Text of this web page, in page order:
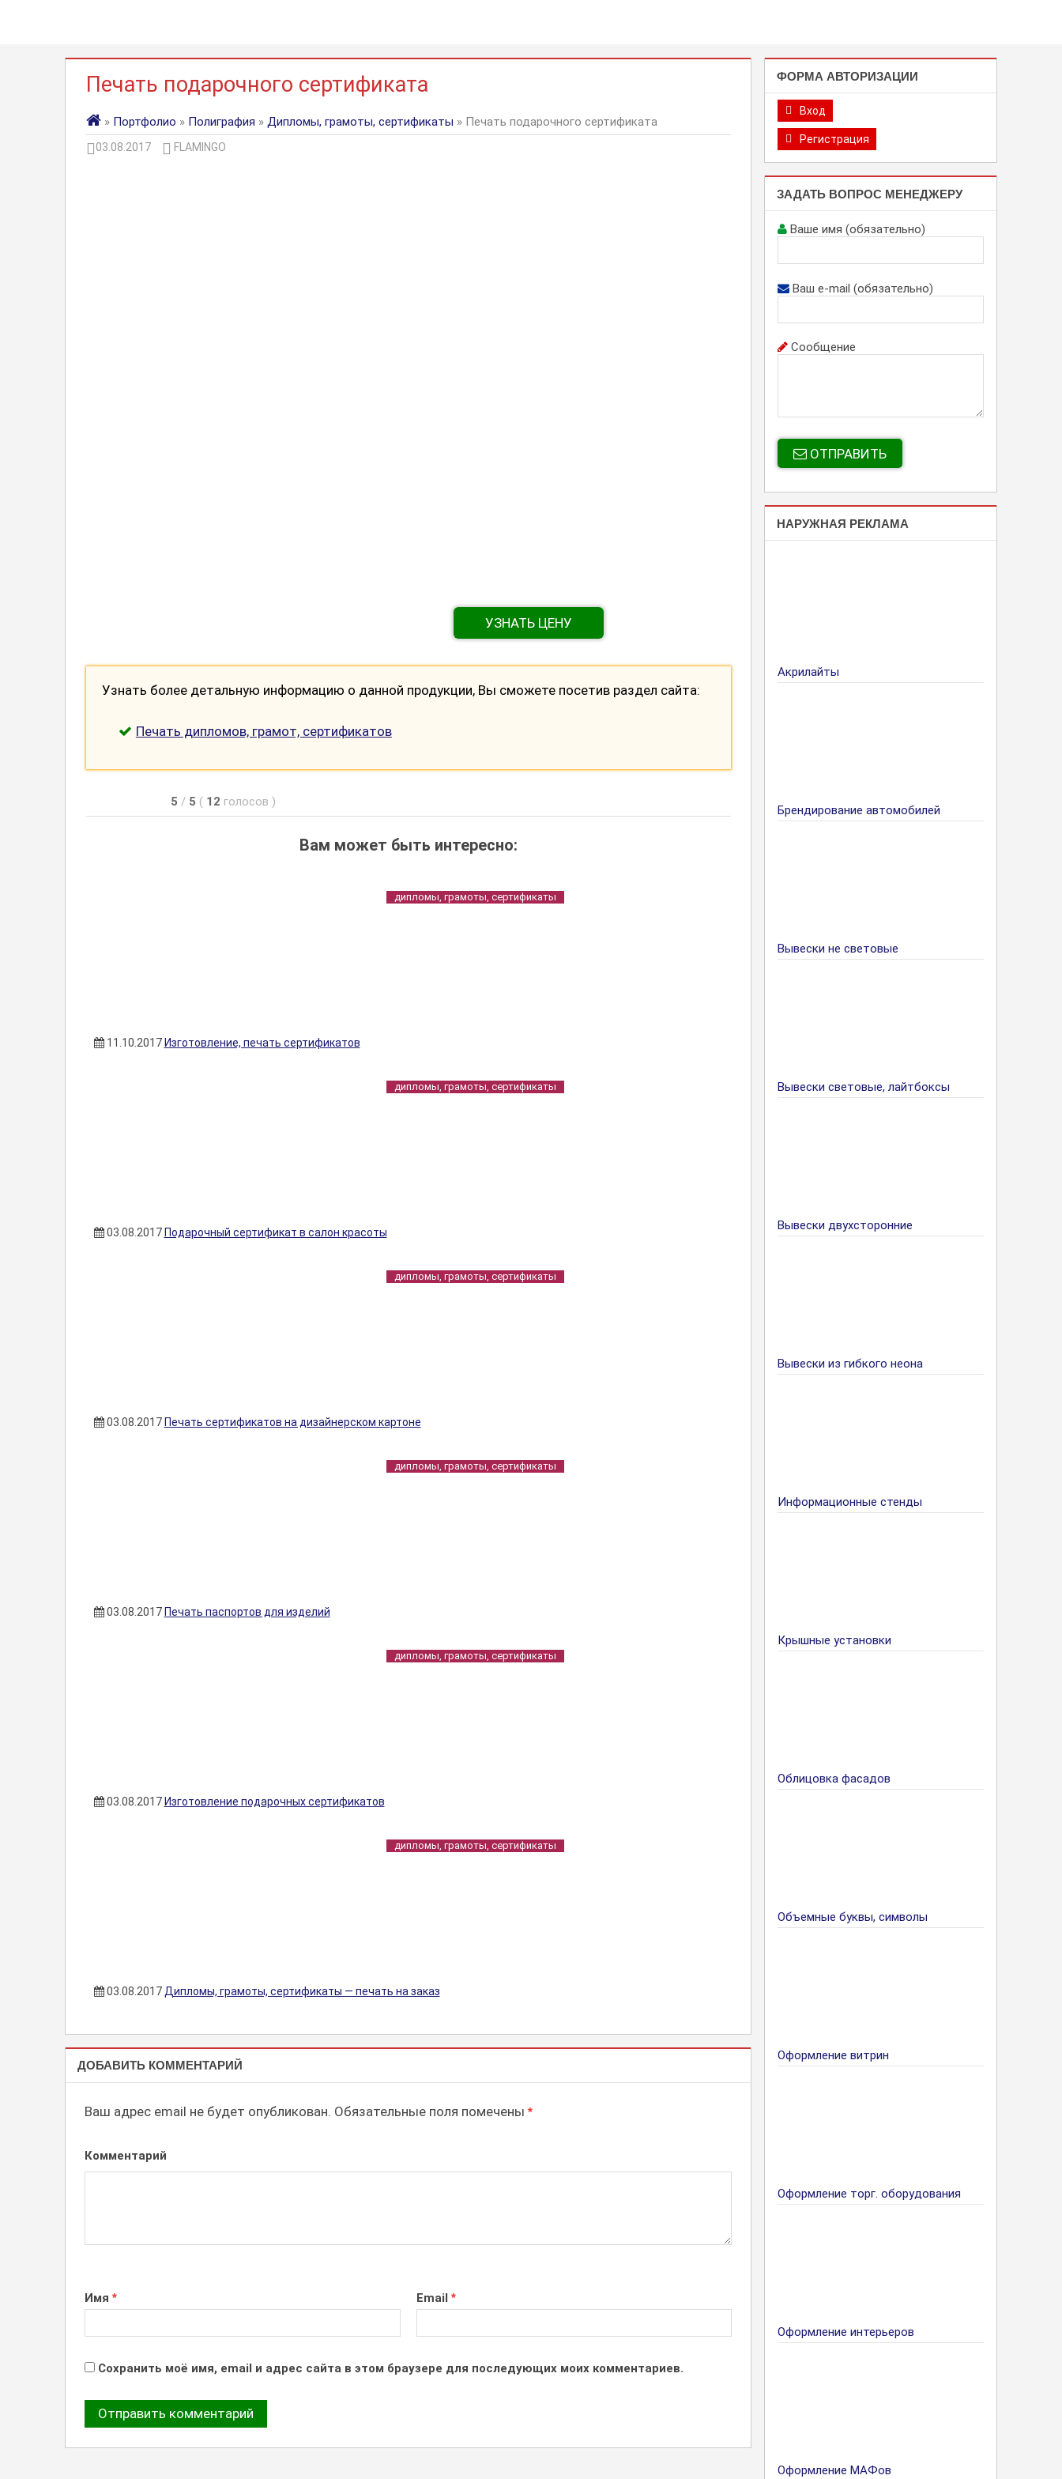
Печать подарочного сертификата
» Портфолио » Полиграфия » Дипломы, грамоты, сертификаты » Печать подарочного сертификата
03.08.2017 FLAMINGO
УЗНАТЬ ЦЕНУ
Узнать более детальную информацию о данной продукции, Вы сможете посетив раздел сайта:
Печать дипломов, грамот, сертификатов
5 / 5 ( 12 голосов )
Вам может быть интересно:
дипломы, грамоты, сертификаты
11.10.2017 Изготовление, печать сертификатов
дипломы, грамоты, сертификаты
03.08.2017 Подарочный сертификат в салон красоты
дипломы, грамоты, сертификаты
03.08.2017 Печать сертификатов на дизайнерском картоне
дипломы, грамоты, сертификаты
03.08.2017 Печать паспортов для изделий
дипломы, грамоты, сертификаты
03.08.2017 Изготовление подарочных сертификатов
дипломы, грамоты, сертификаты
03.08.2017 Дипломы, грамоты, сертификаты — печать на заказ
ДИПЛОМЫ,
ГРАМОТЫ,
ДОБАВИТЬ КОММЕНТАРИЙ
Ваш адрес email не будет опубликован. Обязательные поля помечены *
Комментарий
Имя * Email *
Сохранить моё имя, email и адрес сайта в этом браузере для последующих моих комментариев.
ФОРМА АВТОРИЗАЦИИ
Вход
Регистрация
ЗАДАТЬ ВОПРОС МЕНЕДЖЕРУ
Ваше имя (обязательно)
Ваш e-mail (обязательно)
Сообщение
ОТПРАВИТЬ
НАРУЖНАЯ РЕКЛАМА
Акрилайты
Брендирование автомобилей
Вывески не световые
Вывески световые, лайтбоксы
Вывески двухсторонние
Вывески из гибкого неона
Информационные стенды
Крышные установки
Облицовка фасадов
Объемные буквы, символы
Оформление витрин
Оформление торг. оборудования
Оформление интерьеров
Оформление МАФов